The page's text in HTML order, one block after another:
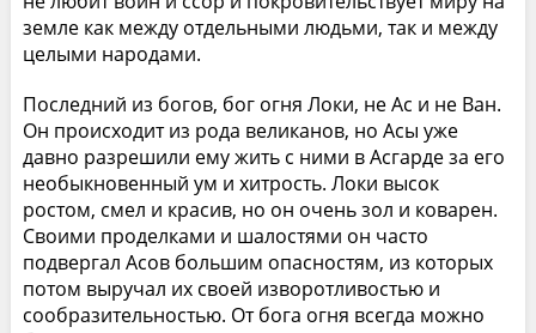
земле как между отдельными людьми, так и между
целыми народами.
Последний из богов, бог огня Локи, не Ас и не Ван.
Он происходит из рода великанов, но Асы уже
давно разрешили ему жить с ними в Асгарде за его
необыкновенный ум и хитрость. Локи высок
ростом, смел и красив, но он очень зол и коварен.
Своими проделками и шалостями он часто
подвергал Асов большим опасностям, из которых
потом выручал их своей изворотливостью и
сообразительностью. От бога огня всегда можно